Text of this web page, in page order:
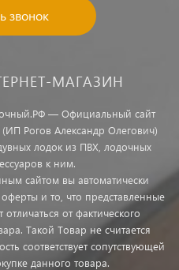
звонок
МАГАЗИН
— Официальный сайт
Рогов Александр Олегович)
лодок из ПВХ, лодочных
к ним.
сайтом вы автоматически
и то, что представленные
от фактического
Такой Товар не считается
соответствует сопутствующей
данного товара.